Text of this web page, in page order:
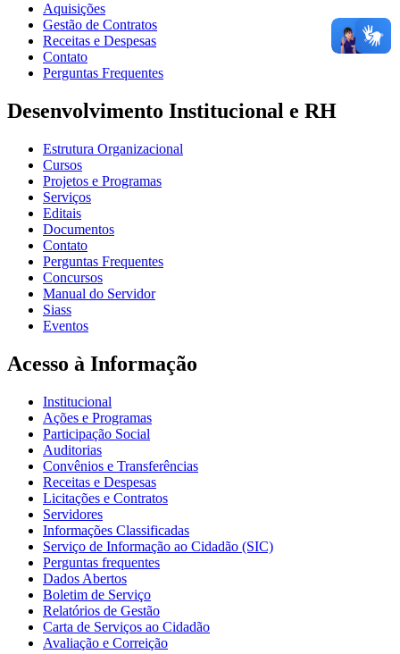
Aquisições
Gestão de Contratos
Receitas e Despesas
Contato
Perguntas Frequentes
Desenvolvimento Institucional e RH
Estrutura Organizacional
Cursos
Projetos e Programas
Serviços
Editais
Documentos
Contato
Perguntas Frequentes
Concursos
Manual do Servidor
Siass
Eventos
Acesso à Informação
Institucional
Ações e Programas
Participação Social
Auditorias
Convênios e Transferências
Receitas e Despesas
Licitações e Contratos
Servidores
Informações Classificadas
Serviço de Informação ao Cidadão (SIC)
Perguntas frequentes
Dados Abertos
Boletim de Serviço
Relatórios de Gestão
Carta de Serviços ao Cidadão
Avaliação e Correição